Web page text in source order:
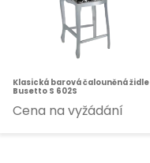
Klasická barová čalouněná židle
Busetto S 602S
Cena na vyžádání